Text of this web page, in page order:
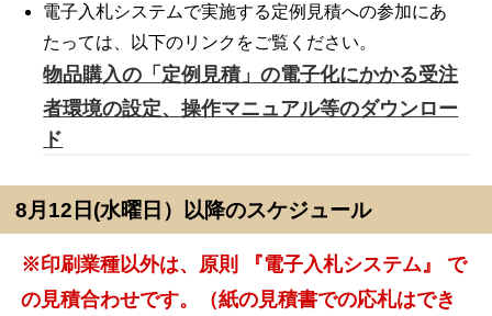
電子入札システムで実施する定例見積への参加にあ
たっては、以下のリンクをご覧ください。
物品購入の「定例見積」の電子化にかかる受注
者環境の設定、操作マニュアル等のダウンロー
ド
8月12日(水曜日）以降のスケジュール
※印刷業種以外は、原則 『電子入札システム』 で
の見積合わせです。（紙の見積書での応札はでき